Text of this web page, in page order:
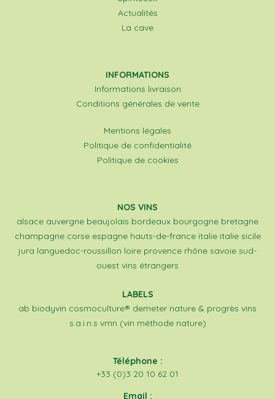
Actualités
La cave
INFORMATIONS
Informations livraison
Conditions générales de vente
Mentions légales
Politique de confidentialité
Politique de cookies
NOS VINS
alsace auvergne beaujolais bordeaux bourgogne bretagne
champagne corse espagne hauts-de-france italie italie sicile
jura languedoc-roussillon loire provence rhône savoie sud-
ouest vins étrangers
LABELS
ab biodyvin cosmoculture® demeter nature & progrès vins
s.a.i.n.s vmn (vin méthode nature)
Téléphone :
+33 (0)3 20 10 62 01
Email :